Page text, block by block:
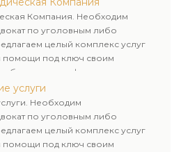
Компания. Необходим
по уголовным либо
целый комплекс услуг
помощи под ключ своим
обслуживание физических и
подход к каждому
услуги
Необходим
по уголовным либо
целый комплекс услуг
помощи под ключ своим